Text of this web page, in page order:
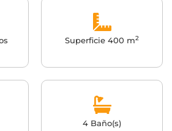
Superficie 400 m2
4 Baño(s)